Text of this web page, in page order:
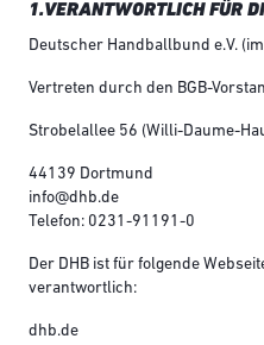
1.VERANTWORTLICH FÜR
Deutscher Handballbund e.V. (im
Vertreten durch den BGB-
Strobelallee 56 (Willi-Daume-
44139 Dortmund
info@dhb.de
Telefon: 0231-91191-0
Der DHB ist für folgende
verantwortlich:
dhb.de